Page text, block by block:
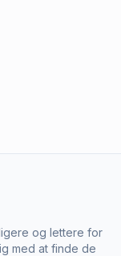
og lettere for
med at finde de